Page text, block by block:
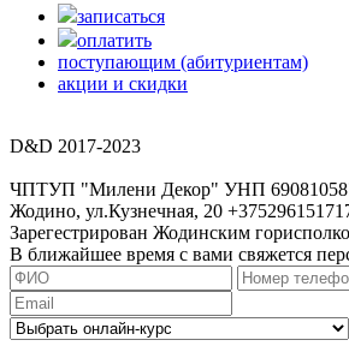
записаться
оплатить
поступающим (абитуриентам)
акции и скидки
D&D 2017-2023
ЧПТУП "Милени Декор" УНП
Жодино, ул.Кузнечная, 20
Зарегестрирован Жодинским
В ближайшее время с вами свяжется